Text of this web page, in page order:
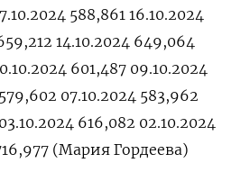
588,861 16.10.2024
14.10.2024 649,064
601,487 09.10.2024
07.10.2024 583,962
616,082 02.10.2024
(Мария Гордеева)